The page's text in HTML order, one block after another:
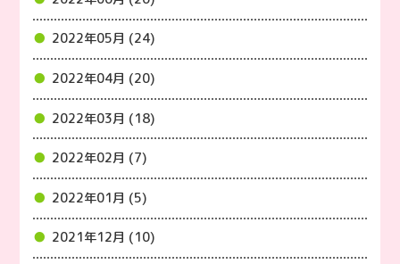
2022年05月 (24)
2022年04月 (20)
2022年03月 (18)
2022年02月 (7)
2022年01月 (5)
2021年12月 (10)